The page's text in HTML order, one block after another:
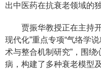
出中医药在抗衰老领域的
贾振华教授正在主持开
现代化”重点专项“气络学
术与整合机制研究”，围
病，构建了多种衰老模型